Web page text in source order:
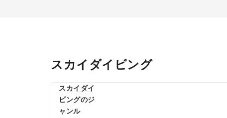
スカイダイビング
スカイダイ
ビングのジ
ャンル